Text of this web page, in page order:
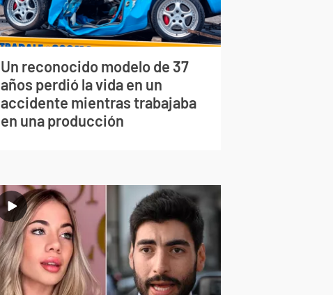
Un reconocido modelo de 37
años perdió la vida en un
accidente mientras trabajaba
en una producción